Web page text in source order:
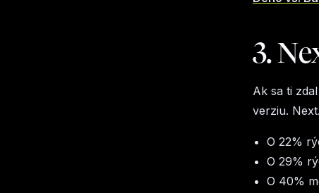
3.
Ak sa ti
verziu.
O 22%
O 29%
O 40%